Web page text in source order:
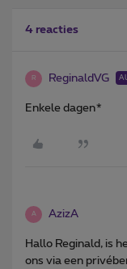
4 reacties
R ReginaldVG
Enkele dagen*
A AzizA
Hallo Reginald, is
ons via een